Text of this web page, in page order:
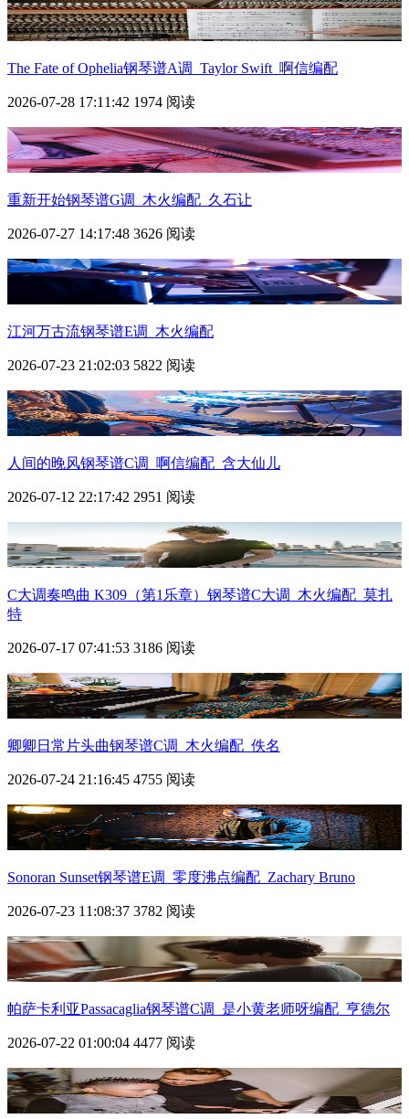
The Fate of Ophelia钢琴谱A调_Taylor Swift_啊信编配
2026-07-28 17:11:42 1974 阅读
重新开始钢琴谱G调_木火编配_久石让
2026-07-27 14:17:48 3626 阅读
江河万古流钢琴谱E调_木火编配
2026-07-23 21:02:03 5822 阅读
人间的晚风钢琴谱C调_啊信编配_含大仙儿
2026-07-12 22:17:42 2951 阅读
C大调奏鸣曲 K309（第1乐章）钢琴谱C大调_木火编配_莫扎
特
2026-07-17 07:41:53 3186 阅读
卿卿日常片头曲钢琴谱C调_木火编配_佚名
2026-07-24 21:16:45 4755 阅读
Sonoran Sunset钢琴谱E调_零度沸点编配_Zachary Bruno
2026-07-23 11:08:37 3782 阅读
帕萨卡利亚Passacaglia钢琴谱C调_是小黄老师呀编配_亨德尔
2026-07-22 01:00:04 4477 阅读